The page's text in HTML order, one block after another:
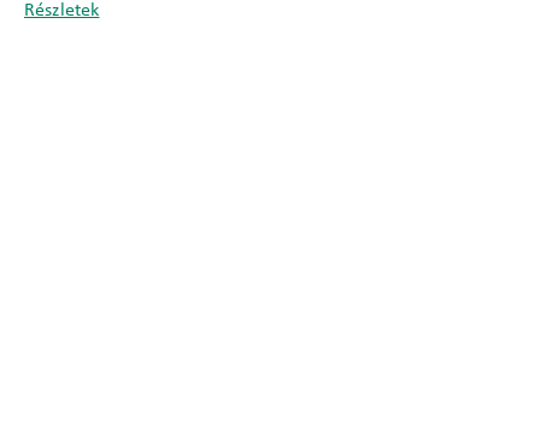
Részletek